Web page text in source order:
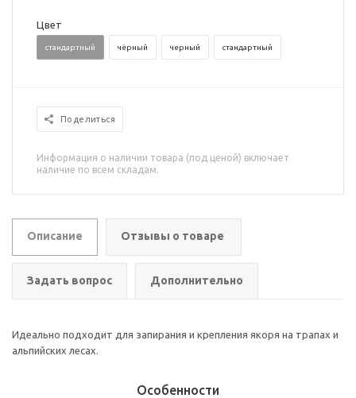
Цвет
стандартный чёрный черный стандартный
Поделиться
Информация о наличии товара (под ценой) включает
наличие по всем складам.
Описание Отзывы о товаре
Задать вопрос Дополнительно
Идеально подходит для запирания и крепления якоря на трапах и
альпийских лесах.
Особенности